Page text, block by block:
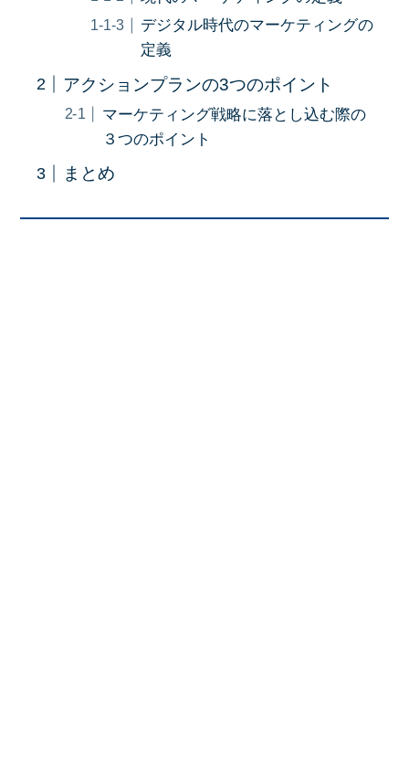
デジタル時代のマーケティングの
定義
アクションプランの3つのポイント
マーケティング戦略に落とし込む際の
３つのポイント
まとめ